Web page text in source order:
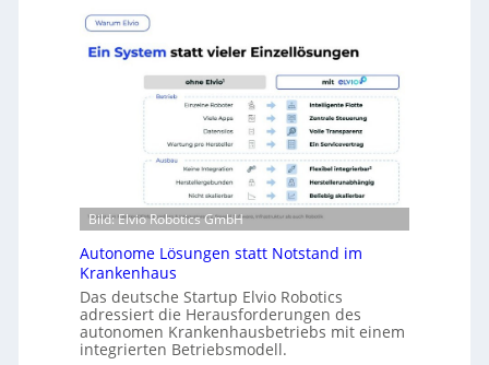
v
e
l
2
-
Z
e
r
t
f
i
z
a
R
o
o
t
i
c
r
w
e
i
Bild: Elvio Robotics GmbH
Autonome Lösungen statt Notstand im
Krankenhaus
Das deutsche Startup Elvio Robotics
adressiert die Herausforderungen des
autonomen Krankenhausbetriebs mit einem
integrierten Betriebsmodell.